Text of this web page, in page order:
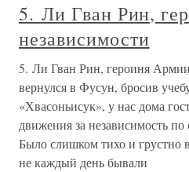
5. Ли Гван Рин,
независимости
5. Ли Гван Рин, героиня
вернулся в Фусун, бросив
«Хвасоньисук», у нас дома
движения за независимость
Было слишком тихо и грустно
не каждый день бывали